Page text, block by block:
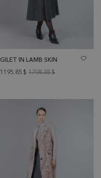
GILET IN LAMB SKIN
1195.85 $ 1708.35$